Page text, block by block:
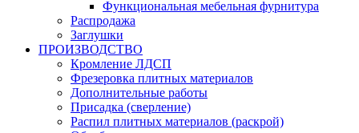
Функциональная мебельная фурнитура
Распродажа
Заглушки
ПРОИЗВОДСТВО
Кромление ЛДСП
Фрезеровка плитных материалов
Дополнительные работы
Присадка (сверление)
Распил плитных материалов (раскрой)